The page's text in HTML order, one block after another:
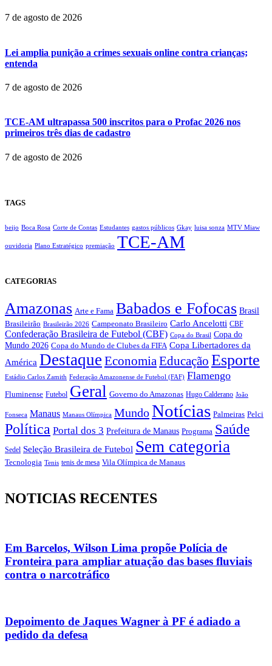
7 de agosto de 2026
Lei amplia punição a crimes sexuais online contra crianças;
entenda
7 de agosto de 2026
TCE-AM ultrapassa 500 inscritos para o Profac 2026 nos
primeiros três dias de cadastro
7 de agosto de 2026
TAGS
beijo Boca Rosa Corte de Contas Estudantes gastos públicos Gkay luisa sonza MTV Miaw
ouvidoria Plano Estratégico premiação TCE-AM
CATEGORIAS
Amazonas Arte e Fama Babados e Fofocas Brasil
Brasileirão Brasileirão 2026 Campeonato Brasileiro Carlo Ancelotti CBF
Confederação Brasileira de Futebol (CBF) Copa do Brasil Copa do
Mundo 2026 Copa do Mundo de Clubes da FIFA Copa Libertadores da
América Destaque EconomiaEducação Esporte
Estádio Carlos Zamith Federação Amazonense de Futebol (FAF) Flamengo
Fluminense Futebol Geral Governo do Amazonas Hugo Calderano João
Fonseca Manaus Manaus Olímpica MundoNotícias Palmeiras Pelci
Política Portal dos 3 Prefeitura de Manaus Programa Saúde
Sedel Seleção Brasileira de Futebol Sem categoria
Tecnologia Tenis tenis de mesa Vila Olímpica de Manaus
NOTICIAS RECENTES
Em Barcelos, Wilson Lima propõe Polícia de
Fronteira para ampliar atuação das bases fluviais
contra o narcotráfico
Depoimento de Jaques Wagner à PF é adiado a
pedido da defesa